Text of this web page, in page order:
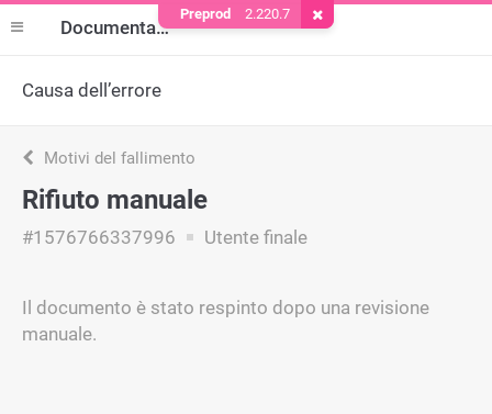
Documentazione
Causa dell’errore
Motivi del fallimento
Rifiuto manuale
#1576766337996 Utente finale
Il documento è stato respinto dopo una revisione
manuale.
Preprod 2.220.7 Rimuovere il cookie